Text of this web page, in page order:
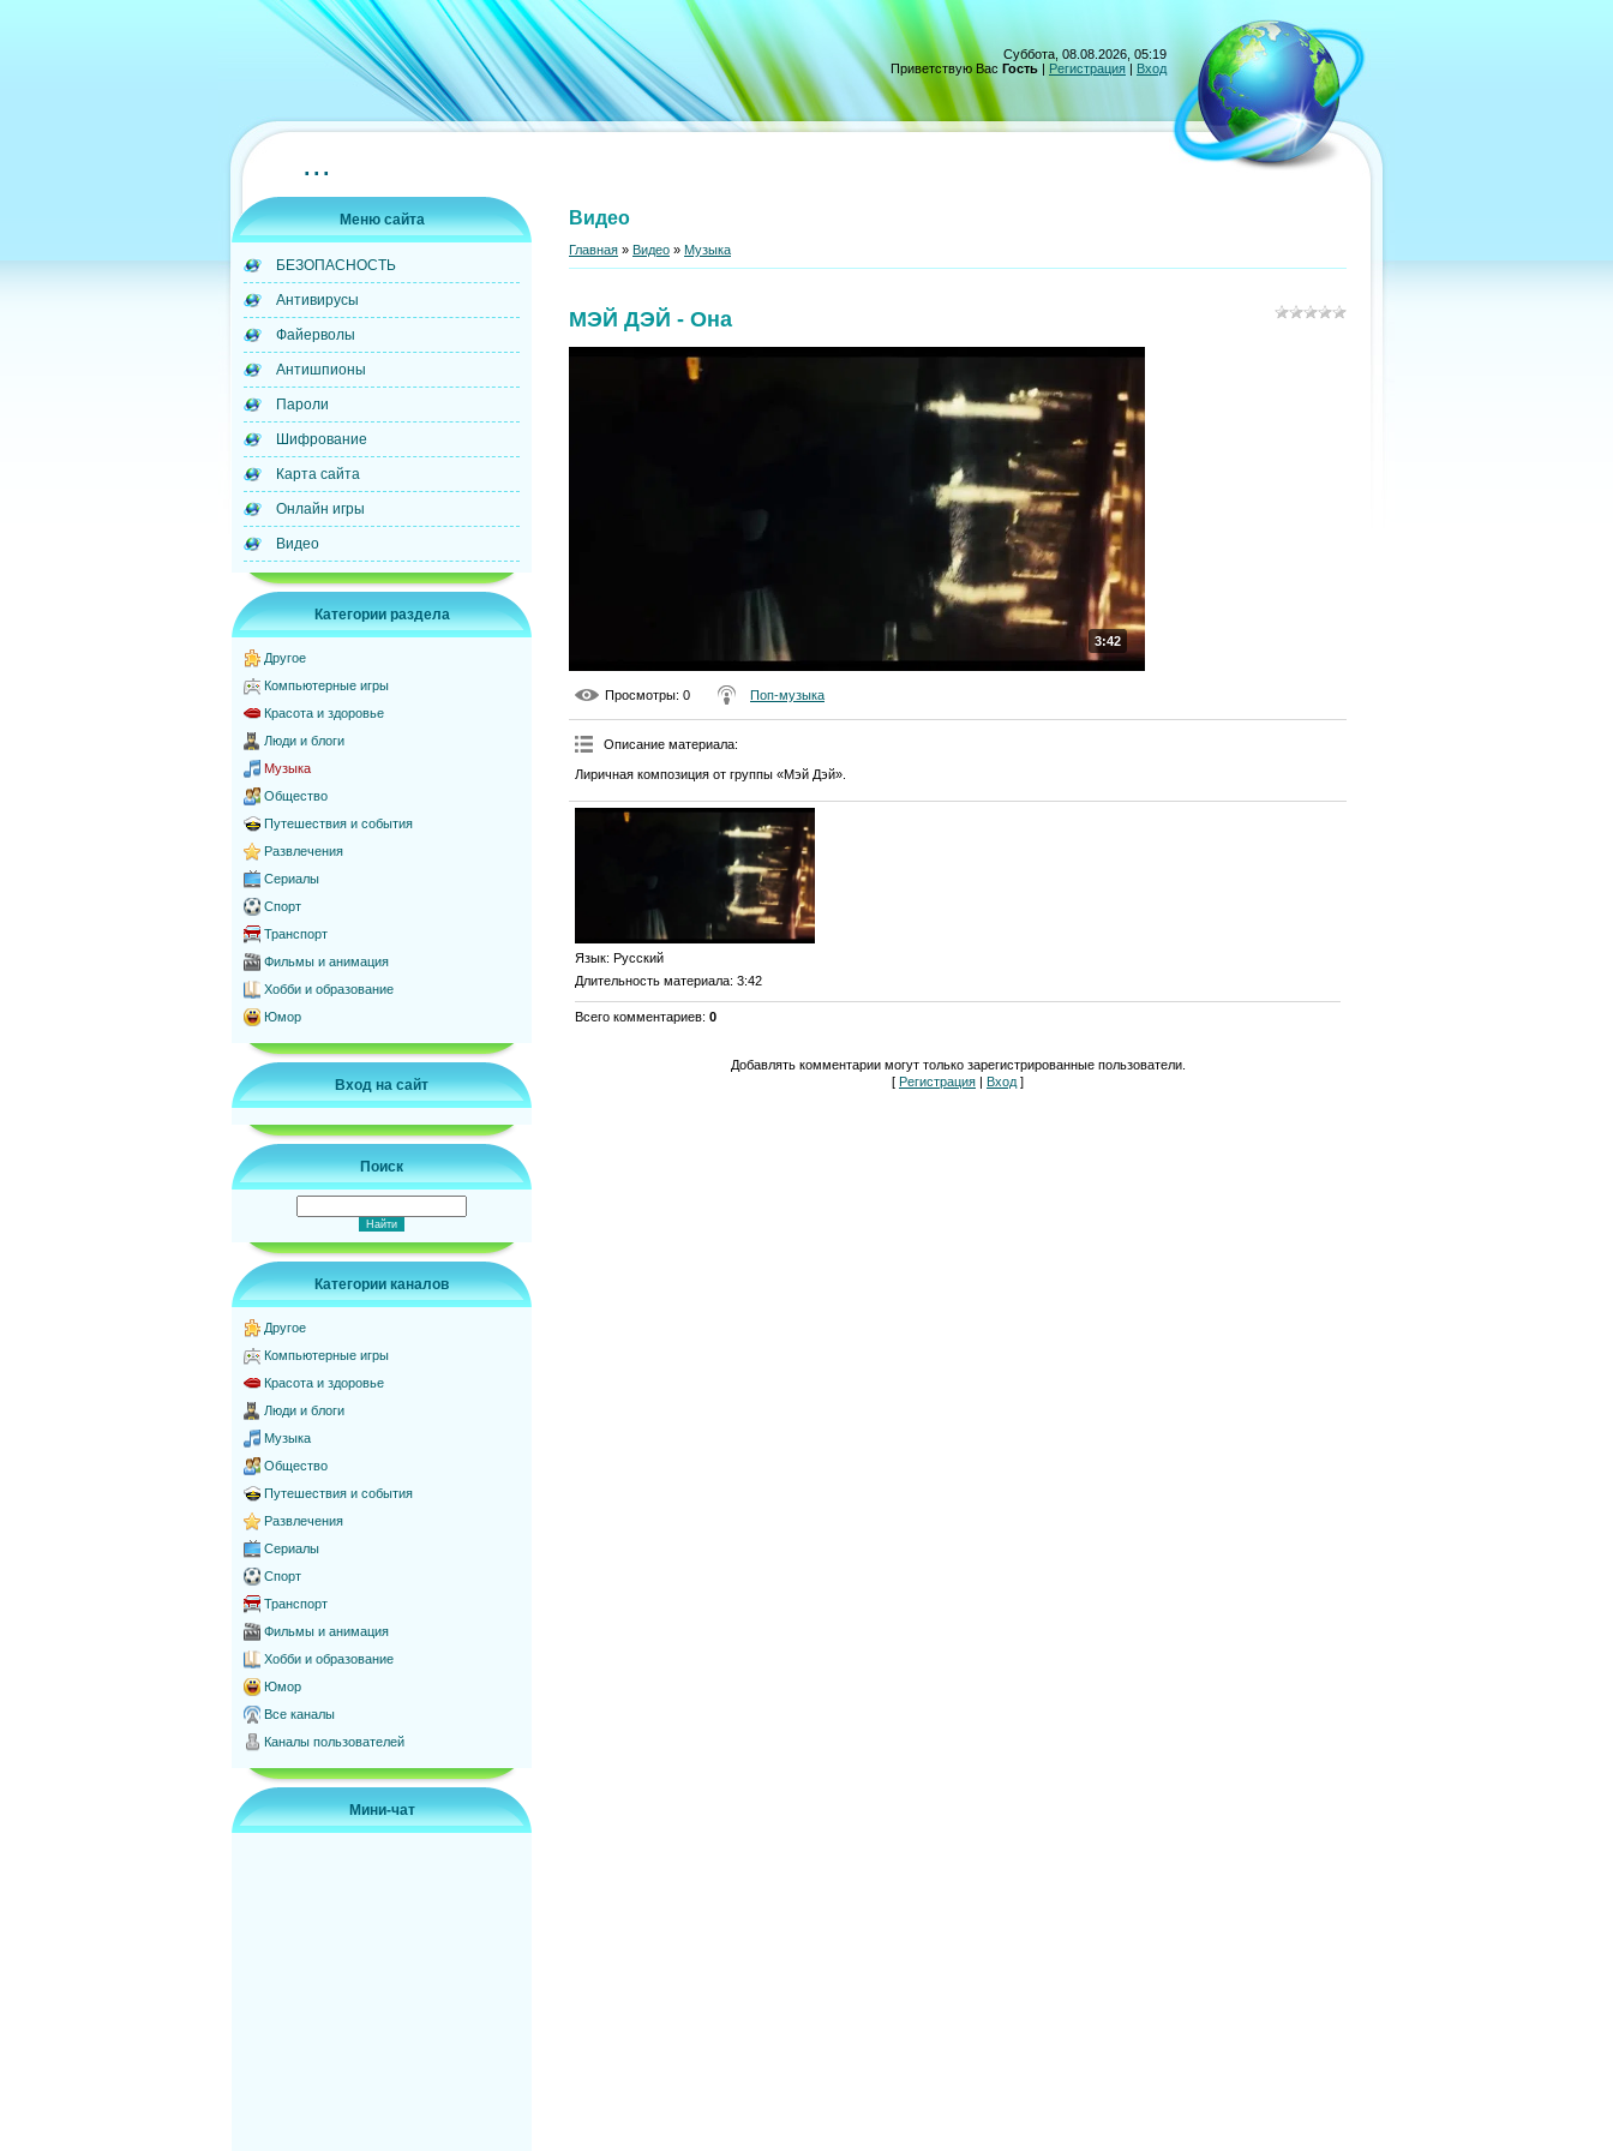
Суббота, 08.08.2026, 05:19
Приветствую Вас Гость | Регистрация | Вход
...
Меню сайта
БЕЗОПАСНОСТЬ
Антивирусы
Файерволы
Антишпионы
Пароли
Шифрование
Карта сайта
Онлайн игры
Видео
Категории раздела
Другое
Компьютерные игры
Красота и здоровье
Люди и блоги
Музыка
Общество
Путешествия и события
Развлечения
Сериалы
Спорт
Транспорт
Фильмы и анимация
Хобби и образование
Юмор
Вход на сайт
Поиск
Категории каналов
Другое
Компьютерные игры
Красота и здоровье
Люди и блоги
Музыка
Общество
Путешествия и события
Развлечения
Сериалы
Спорт
Транспорт
Фильмы и анимация
Хобби и образование
Юмор
Все каналы
Каналы пользователей
Мини-чат
Видео
Главная » Видео » Музыка
МЭЙ ДЭЙ - Она
3:42
Просмотры: 0 Поп-музыка
Описание материала:
Лиричная композиция от группы «Мэй Дэй».
Язык: Русский
Длительность материала: 3:42
Всего комментариев: 0
Добавлять комментарии могут только зарегистрированные пользователи.
[ Регистрация | Вход ]